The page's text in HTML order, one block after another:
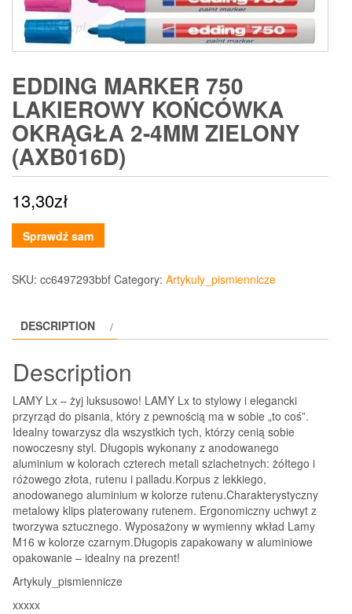
EDDING MARKER 750
LAKIEROWY KOŃCÓWKA
OKRĄGŁA 2-4MM ZIELONY
(AXB016D)
13,30zł
Sprawdź sam
SKU: cc6497293bbf Category: Artykuly_pismiennicze
DESCRIPTION
Description
LAMY Lx – żyj luksusowo! LAMY Lx to stylowy i elegancki
przyrząd do pisania, który z pewnością ma w sobie „to coś”.
Idealny towarzysz dla wszystkich tych, którzy cenią sobie
nowoczesny styl. Długopis wykonany z anodowanego
aluminium w kolorach czterech metali szlachetnych: żółtego i
różowego złota, rutenu i palladu.Korpus z lekkiego,
anodowanego aluminium w kolorze rutenu.Charakterystyczny
metalowy klips platerowany rutenem. Ergonomiczny uchwyt z
tworzywa sztucznego. Wyposażony w wymienny wkład Lamy
M16 w kolorze czarnym.Długopis zapakowany w aluminiowe
opakowanie – idealny na prezent!
Artykuly_pismiennicze
xxxxx